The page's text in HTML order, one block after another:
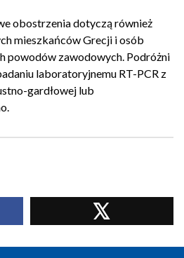
obostrzenia dotyczą również
mieszkańców Grecji i osób
powodów zawodowych. Podróżni
laboratoryjnemu RT-PCR z
gardłowej lub